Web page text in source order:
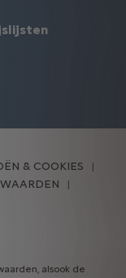
& COOKIES
alsook de